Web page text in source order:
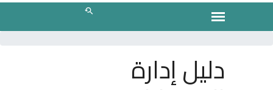
دليل إدارة